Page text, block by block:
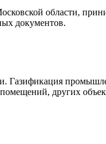
области,
документов.
Газификация
других